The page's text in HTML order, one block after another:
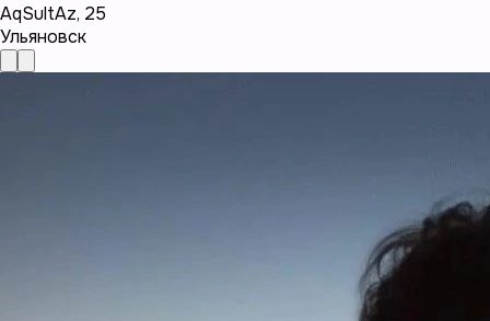
AqSultAz, 25
Ульяновск